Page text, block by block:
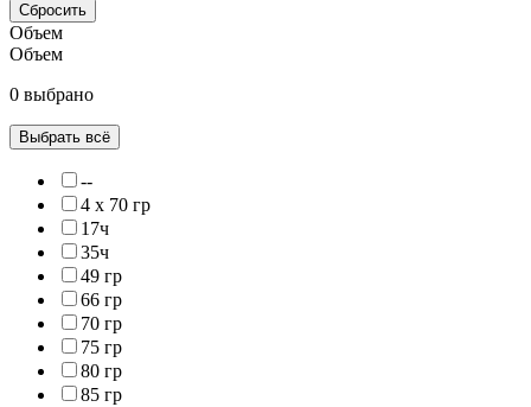
Сбросить
Объем
Объем
0 выбрано
Выбрать всё
--
4 x 70 гр
17ч
35ч
49 гр
66 гр
70 гр
75 гр
80 гр
85 гр